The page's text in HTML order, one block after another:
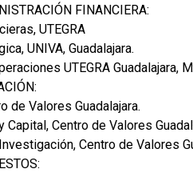
FINANCIERA:
UTEGRA
UNIVA, Guadalajara.
UTEGRA Guadalajara,
de Valores Guadalajara.
Capital, Centro de Valores
Centro de Valores